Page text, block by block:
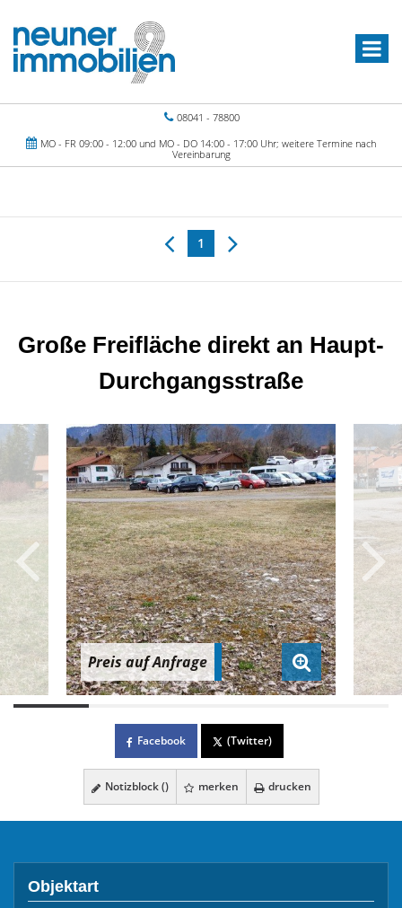
08041 - 78800
MO - FR 09:00 - 12:00 und MO - DO 14:00 - 17:00 Uhr; weitere Termine nach
Vereinbarung
1
Große Freifläche direkt an Haupt-
Durchgangsstraße
Preis auf Anfrage
Facebook (Twitter)
Notizblock () merken drucken
Objektart